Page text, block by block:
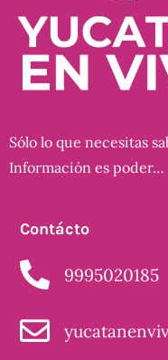
Sólo lo que necesitas
Información es poder…
Contácto
9995020185